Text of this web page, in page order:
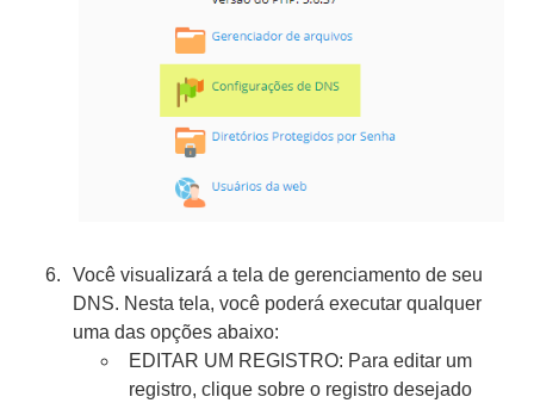
Você visualizará a tela de gerenciamento de seu
DNS. Nesta tela, você poderá executar qualquer
uma das opções abaixo:
EDITAR UM REGISTRO: Para editar um
registro, clique sobre o registro desejado